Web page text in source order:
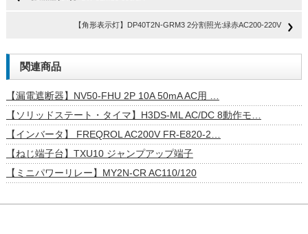
【角形表示灯】DP40T2N-GRM3 2分割照光:緑赤AC200-220V
関連商品
【漏電遮断器】NV50-FHU 2P 10A 50mA AC用 …
【ソリッドステート・タイマ】H3DS-ML AC/DC 8動作モ…
【インバータ】 FREQROL AC200V FR-E820-2…
【ねじ端子台】TXU10 ジャンプアップ端子
【ミニパワーリレー】MY2N-CR AC110/120